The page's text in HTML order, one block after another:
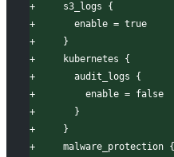
+
     s3_logs {
+
       enable = true
+
     }
+
     kubernetes {
+
       audit_logs {
+
         enable = false
+
       }
+
     }
+
     malware_protection {